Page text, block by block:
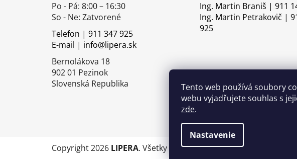
Tento web používá soubory
webu vyjadřujete souhlas s
zde.
Nastavenie
Po - Pá: 8:00 – 16:30
So - Ne: Zatvorené
Telefon | 911 347 925
E-mail | info@lipera.sk
Bernolákova 18
902 01 Pezinok
Slovenská Republika
Ing. Martin Braniš | 911
Ing. Martin Petrakovič |
925
Copyright 2026 LIPERA. Všetky práva vyhradené.